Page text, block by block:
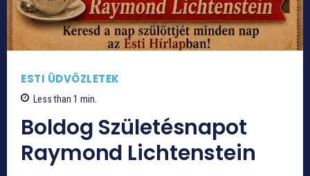
ESTI ÜDVÖZLETEK
Less than 1 min.
Boldog Születésnapot
Raymond Lichtenstein